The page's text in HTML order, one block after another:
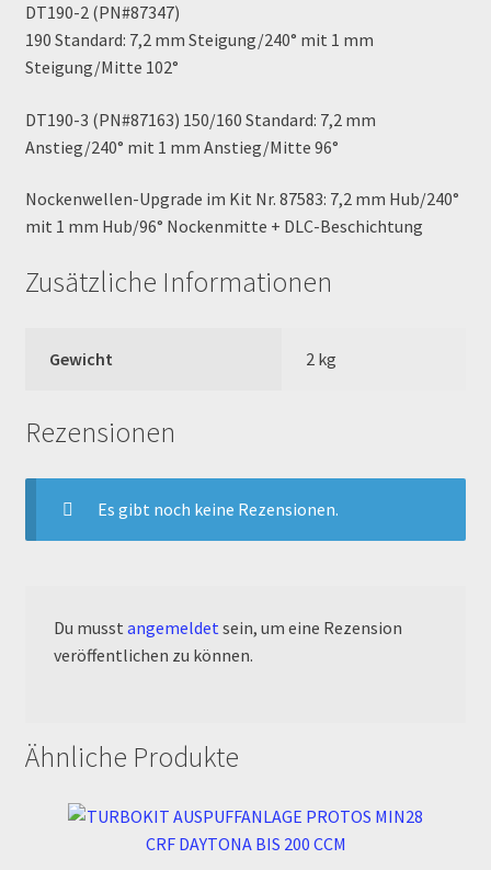
Order Failed
Pitbike-Training
Pitbikestrecken in Spanien – eine Rundreise und die
Registration
Rennserien-Veranstalter
Reset Password
Shop
Support
Versandarten
Warenkorb
DT190-2 (PN#87347)
190 Standard: 7,2 mm Steigung/240° mit 1 mm
Steigung/Mitte 102°
DT190-3 (PN#87163) 150/160 Standard: 7,2 mm
Anstieg/240° mit 1 mm Anstieg/Mitte 96°
Nockenwellen-Upgrade im Kit Nr. 87583: 7,2 mm Hub/240°
mit 1 mm Hub/96° Nockenmitte + DLC-Beschichtung
Zusätzliche Informationen
Gewicht 2 kg
Rezensionen
Es gibt noch keine Rezensionen.
Du musst angemeldet sein, um eine Rezension
veröffentlichen zu können.
Ähnliche Produkte